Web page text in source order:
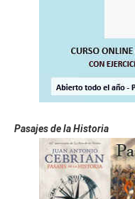
Pasajes de la Historia